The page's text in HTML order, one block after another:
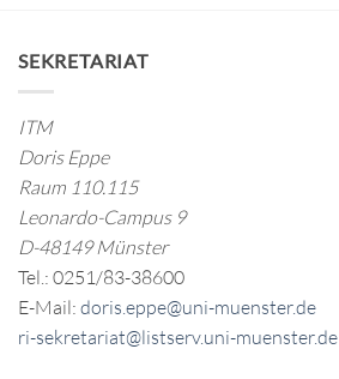
SEKRETARIAT
ITM
Doris Eppe
Raum 110.115
Leonardo-Campus 9
D-48149 Münster
Tel.: 0251/83-38600
E-Mail: doris.eppe@uni-muenster.de
ri-sekretariat@listserv.uni-muenster.de